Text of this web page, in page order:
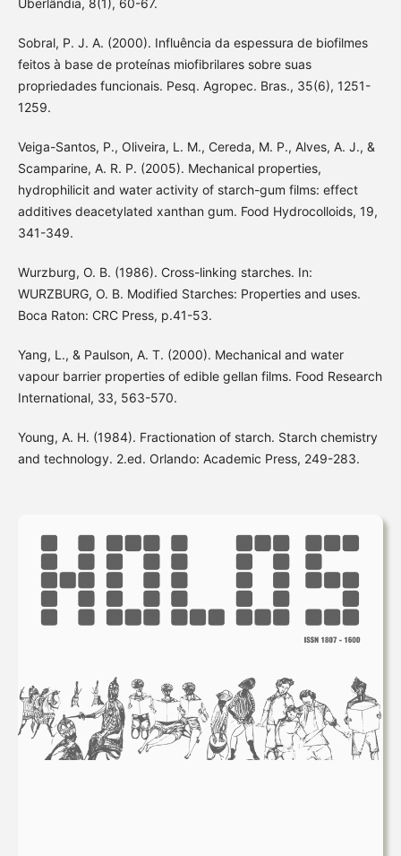
Sobral, P. J. A. (2000). Influência da espessura de biofilmes
feitos à base de proteínas miofibrilares sobre suas
propriedades funcionais. Pesq. Agropec. Bras., 35(6), 1251-
1259.
Veiga-Santos, P., Oliveira, L. M., Cereda, M. P., Alves, A. J., &
Scamparine, A. R. P. (2005). Mechanical properties,
hydrophilicit and water activity of starch-gum films: effect
additives deacetylated xanthan gum. Food Hydrocolloids, 19,
341-349.
Wurzburg, O. B. (1986). Cross-linking starches. In:
WURZBURG, O. B. Modified Starches: Properties and uses.
Boca Raton: CRC Press, p.41-53.
Yang, L., & Paulson, A. T. (2000). Mechanical and water
vapour barrier properties of edible gellan films. Food Research
International, 33, 563-570.
Young, A. H. (1984). Fractionation of starch. Starch chemistry
and technology. 2.ed. Orlando: Academic Press, 249-283.